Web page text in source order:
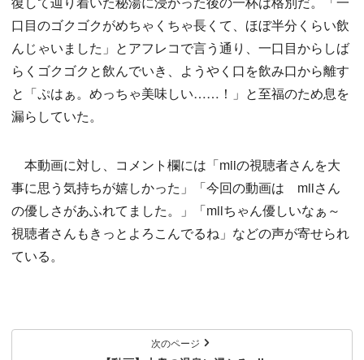
口目のゴクゴクがめちゃくちゃ長くて、ほぼ半分くらい飲
んじゃいました」とアフレコで言う通り、一口目からしば
らくゴクゴクと飲んでいき、ようやく口を飲み口から離す
と「ぷはぁ。めっちゃ美味しい……！」と至福のため息を
漏らしていた。
本動画に対し、コメント欄には「miiの視聴者さんを大
事に思う気持ちが嬉しかった」「今回の動画は miiさん
の優しさがあふれてました。」「miiちゃん優しいなぁ～
視聴者さんもきっとよろこんでるね」などの声が寄せられ
ている。
次のページ